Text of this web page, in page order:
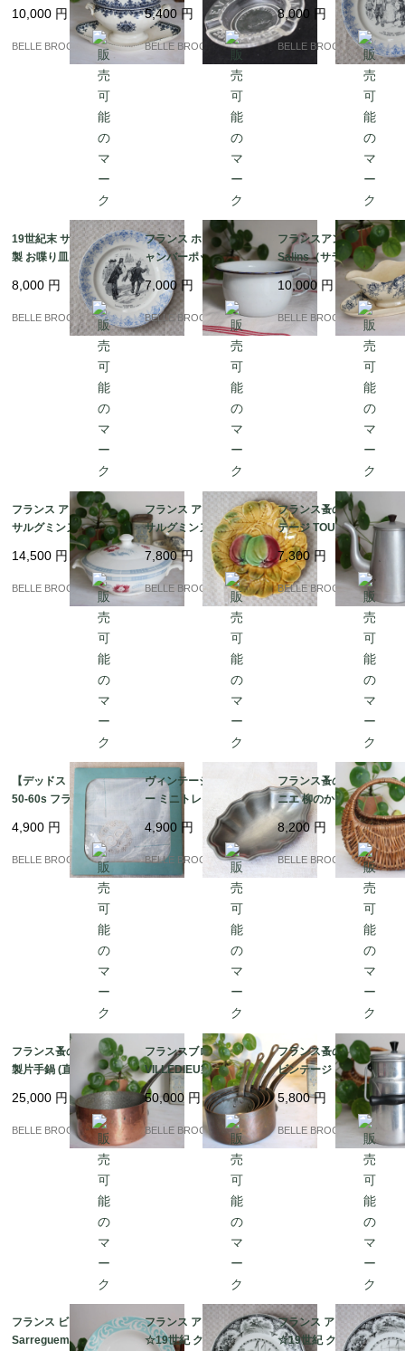
"GAGNY" ソースポッ
ト / ソーシエール 蓋付
｜フランス発送（到着
10,000 円
BELLE BROCANTE
n) CACHAT ガラス灰
皿 / 蚤の市 1960-70s｜
フランス発送（到着ま
5,400 円
BELLE BROCANTE
Table」果物柄プレート
フランスアンティーク
｜フランス発送（到着
まで2-3週間）
8,000 円
BELLE BROCANTE
19世紀末 サルグミンヌ
製 お喋り皿「Légume
s / OIGNONS（玉ね
ぎ）」フランスアンテ
ィーク プレート｜フラ
ンス発送（到着まで2-3
8,000 円
BELLE BROCANTE
フランス ホーロー製チ
ャンバーポット 白×ネ
イビー 持ち手付き ポッ
ト 蚤の市｜フランス発
送（到着まで2-3週間）
7,000 円
BELLE BROCANTE
フランスアンティーク
Salins（サラン）窯 勿
忘草とガーランドのソ
ーシエール / ブルー 19
00年代初頭｜フランス
発送（到着まで2-3週
10,000 円
BELLE BROCANTE
フランス アンティーク
サルグミンヌ / CAROL
Eシリーズ 蓋付きレギ
ュミエ（スープボウ
ル） 赤い花とブルーチ
ェック｜フランス発送
（到着まで2-3週間）
14,500 円
BELLE BROCANTE
フランス アンティーク
サルグミンヌ バルボテ
ィーヌ 飾り皿 リンゴと
葉の浮き彫り 19cm Sa
rreguemines｜フラン
ス発送（到着まで2-3週
7,800円
BELLE BROCANTE
フランス蚤の市 ヴィン
テージ TOURNUS アル
ミ コーヒーポット 持ち
手ベークライト｜フラ
ンス発送（到着まで2-3
週間）
7,300円
BELLE BROCANTE
【デッドストック】19
50-60s フランス製 ヴ
ィンテージリネン ハン
カチ 花冠とイニシャル
「G」の手刺繍｜フラ
ンス発送（到着まで2-3
4,900 円
BELLE BROCANTE
ヴィンテージ ピュータ
ー ミニトレイ イタリア
製 METALARS 錫製 小
皿 アクセサリートレイ
｜フランス発送（到着
まで2-3週間）
4,900 円
BELLE BROCANTE
フランス蚤の市 ミニパ
ニエ 柳のかご / 飴色 ブ
ロカント｜フランス発
送（到着まで2-3週間）
8,200円
BELLE BROCANTE
フランス蚤の市発 ★銅
製片手鍋 (直径20cm/深
さ10cm)｜フランス発
送（到着まで2-3週間）
25,000 円
BELLE BROCANTE
フランスブロカント☆
VILLEDIEU製 重厚2m
m厚 銅製片手鍋 5点フ
ルセット 鋳鉄ハンドル
/ コッパー｜フランス発
送（到着まで2-3週間）
50,000 円
BELLE BROCANTE
フランス蚤の市より★
ビンテージ アルミ製 ミ
ルクポット（1L表示）
｜フランス発送（到着
まで2-3週間）
5,800円
BELLE BROCANTE
フランス ビンテージ★
Sarreguemines サルグ
フランス アンティーク
☆19世紀 クレイユ・
フランス アンティーク
☆19世紀 クレイユ・